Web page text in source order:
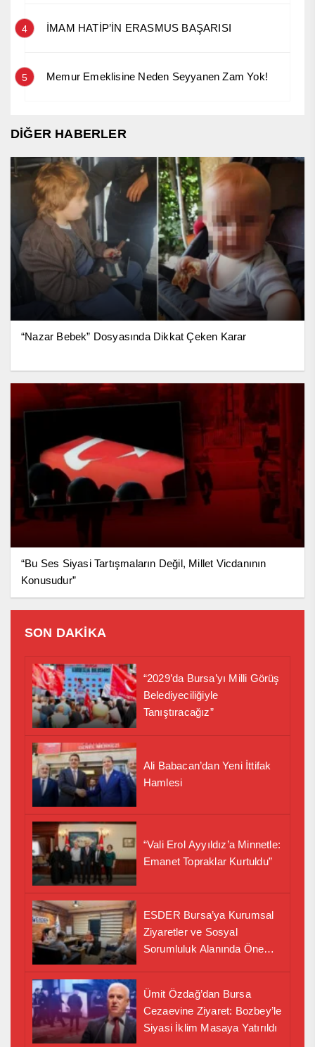
4 İMAM HATİP’İN ERASMUS BAŞARISI
5 Memur Emeklisine Neden Seyyanen Zam Yok!
DİĞER HABERLER
“Nazar Bebek” Dosyasında Dikkat Çeken Karar
“Bu Ses Siyasi Tartışmaların Değil, Millet Vicdanının
Konusudur”
SON DAKİKA
“2029’da Bursa’yı Milli Görüş
Belediyeciliğiyle
Tanıştıracağız”
Ali Babacan’dan Yeni İttifak
Hamlesi
“Vali Erol Ayyıldız’a Minnetle:
Emanet Topraklar Kurtuldu”
ESDER Bursa’ya Kurumsal
Ziyaretler ve Sosyal
Sorumluluk Alanında Önemli
Ümit Özdağ’dan Bursa
Cezaevine Ziyaret: Bozbey’le
Siyasi İklim Masaya Yatırıldı